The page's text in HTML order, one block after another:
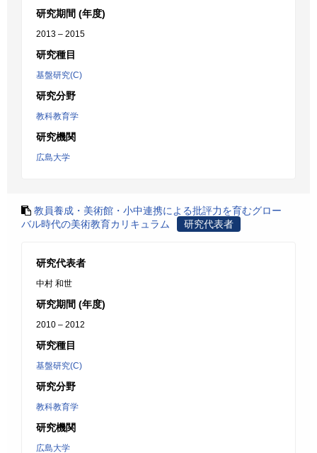
研究期間 (年度)
2013 – 2015
研究種目
基盤研究(C)
研究分野
教科教育学
研究機関
広島大学
教員養成・美術館・小中連携による批評力を育むグロー
バル時代の美術教育カリキュラム
研究代表者
研究代表者
中村 和世
研究期間 (年度)
2010 – 2012
研究種目
基盤研究(C)
研究分野
教科教育学
研究機関
広島大学